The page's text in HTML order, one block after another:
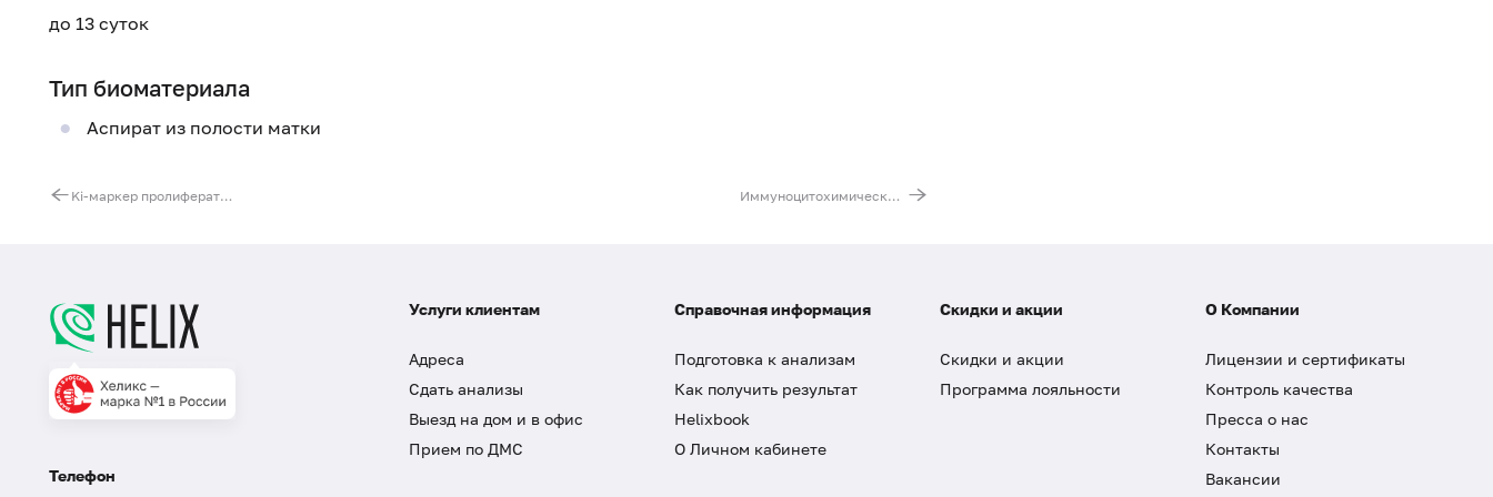
до 13 суток
Тип биоматериала
Аспират из полости матки
Ki-маркер пролиферативной активности Иммуноцитохимическое исследование материала (2 маркера) (кроме PTEN)
Телефон
Услуги клиентам
Адреса
Сдать анализы
Выезд на дом и в офис
Прием по ДМС
Справочная информация
Подготовка к анализам
Как получить результат
Helixbook
О Личном кабинете
Скидки и акции
Скидки и акции
Программа лояльности
О Компании
Лицензии и сертификаты
Контроль качества
Пресса о нас
Контакты
Вакансии